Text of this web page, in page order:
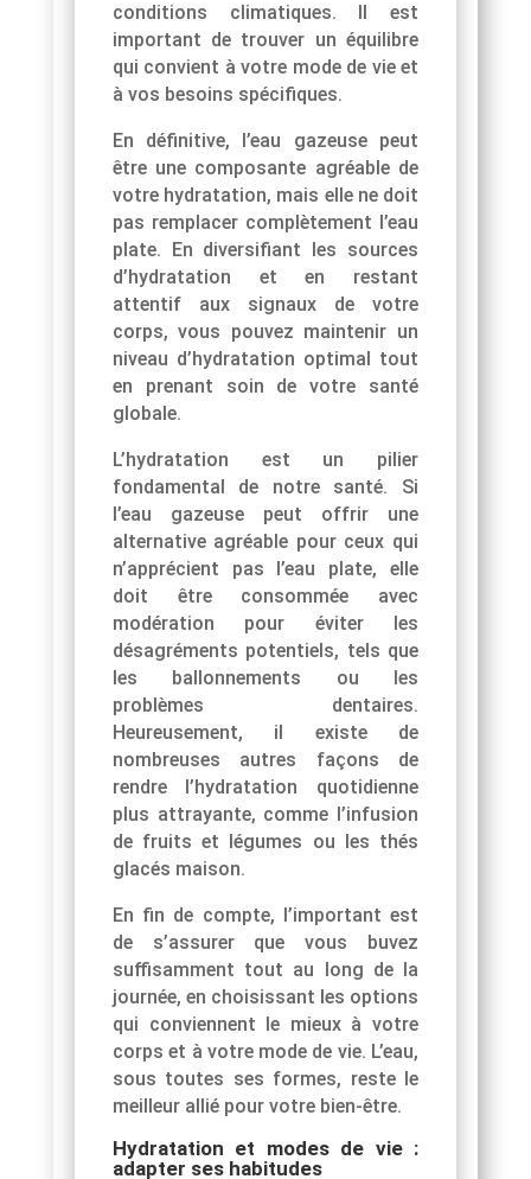
conditions climatiques. Il est
important de trouver un équilibre
qui convient à votre mode de vie et
à vos besoins spécifiques.
En définitive, l’eau gazeuse peut
être une composante agréable de
votre hydratation, mais elle ne doit
pas remplacer complètement l’eau
plate. En diversifiant les sources
d’hydratation et en restant
attentif aux signaux de votre
corps, vous pouvez maintenir un
niveau d’hydratation optimal tout
en prenant soin de votre santé
globale.
L’hydratation est un pilier
fondamental de notre santé. Si
l’eau gazeuse peut offrir une
alternative agréable pour ceux qui
n’apprécient pas l’eau plate, elle
doit être consommée avec
modération pour éviter les
désagréments potentiels, tels que
les ballonnements ou les
problèmes dentaires.
Heureusement, il existe de
nombreuses autres façons de
rendre l’hydratation quotidienne
plus attrayante, comme l’infusion
de fruits et légumes ou les thés
glacés maison.
En fin de compte, l’important est
de s’assurer que vous buvez
suffisamment tout au long de la
journée, en choisissant les options
qui conviennent le mieux à votre
corps et à votre mode de vie. L’eau,
sous toutes ses formes, reste le
meilleur allié pour votre bien-être.
Hydratation et modes de vie :
adapter ses habitudes